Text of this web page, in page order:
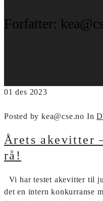
Forfatter:
01 des 2023
Posted by kea@cse.no In
Årets akevitter
rå!
Vi har testet akevitter til
det en intern konkurranse